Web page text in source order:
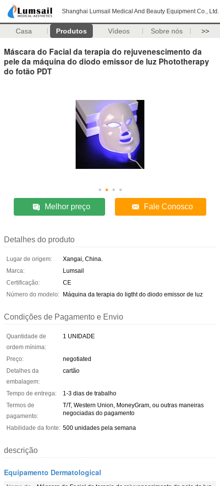
Shanghai Lumsail Medical And Beauty Equipment Co., Ltd.
Casa Produtos Vídeos Sobre nós >>
Máscara do Facial da terapia do rejuvenescimento da
pele da máquina do diodo emissor de luz Phototherapy
do fotão PDT
Melhor preço Fale Conosco
Detalhes do produto
Lugar de origem:
Xangai, China.
Marca:
Lumsail
Certificação:
CE
Número do modelo: Máquina da terapia do ligtht do diodo emissor de luz
Condições de Pagamento e Envio
Quantidade de
ordem mínima:
1 UNIDADE
Preço:
negotiated
Detalhes da
embalagem:
cartão
Tempo de entrega:
1-3 dias de trabalho
Termos de
pagamento:
T/T, Western Union, MoneyGram, ou outras maneiras
negociadas do pagamento
Habilidade da fonte: 500 unidades pela semana
descrição
Equipamento Dermatological